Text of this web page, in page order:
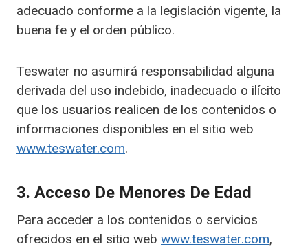
adecuado conforme a la legislación vigente, la
buena fe y el orden público.
Teswater no asumirá responsabilidad alguna
derivada del uso indebido, inadecuado o ilícito
que los usuarios realicen de los contenidos o
informaciones disponibles en el sitio web
www.teswater.com.
3. Acceso De Menores De Edad
Para acceder a los contenidos o servicios
ofrecidos en el sitio web www.teswater.com,